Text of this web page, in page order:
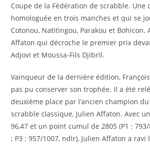
Coupe de la Fédération de scrabble. Une
homologuée en trois manches et qui se
Cotonou, Natitingou, Parakou et Bohicon.
Affaton qui décroche le premier prix
Adjovi et Moussa-Fils Djibril.
Vainqueur de la dernière édition,
pas pu conserver son trophée. Il a été
deuxième place par l’ancien champion
scrabble classique, Julien Affaton. Avec
96,47 et un point cumul de 2805 (P1 :
; P3 : 957/1007, ndlr), Julien Affaton a ravi